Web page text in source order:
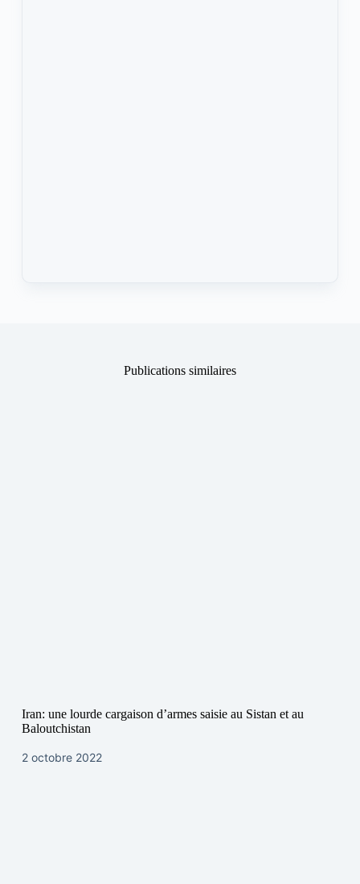
Publications similaires
Iran: une lourde cargaison d’armes saisie au Sistan et au
Baloutchistan
2 octobre 2022